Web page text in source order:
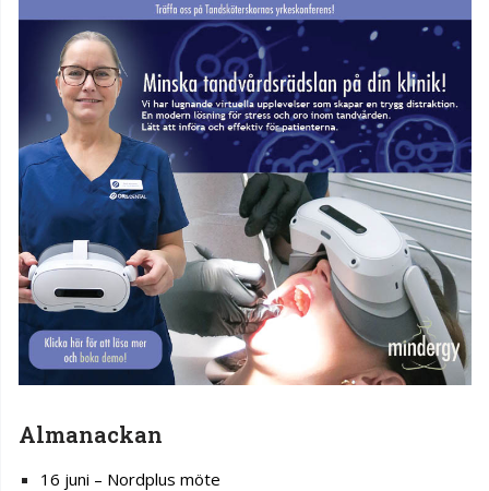
Almanackan
16 juni – Nordplus möte